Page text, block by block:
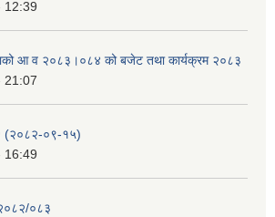
12:39
आ व २०८३।०८४ को बजेट तथा कार्यक्रम २०८३
21:07
(२०८२-०९-१५)
16:49
०८३